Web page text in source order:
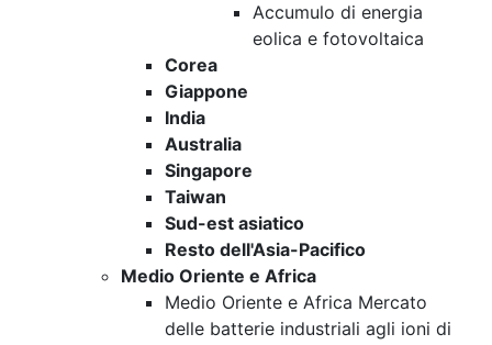
Accumulo di energia
eolica e fotovoltaica
Corea
Giappone
India
Australia
Singapore
Taiwan
Sud-est asiatico
Resto dell'Asia-Pacifico
Medio Oriente e Africa
Medio Oriente e Africa Mercato
delle batterie industriali agli ioni di